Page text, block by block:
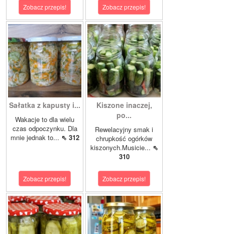
Zobacz przepis! Zobacz przepis!
Sałatka z kapusty i...
Wakacje to dla wielu
czas odpoczynku. Dla
mnie jednak to... ⇖ 312
Zobacz przepis!
Kiszone inaczej,
po...
Rewelacyjny smak i
chrupkość ogórków
kiszonych.Musicie... ⇖
310
Zobacz przepis!